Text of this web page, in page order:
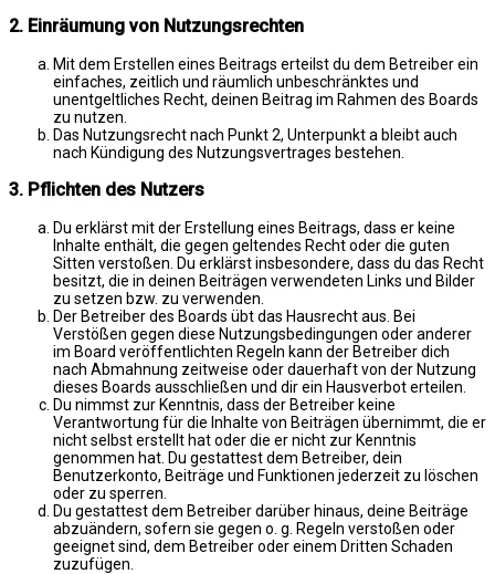
2. Einräumung von Nutzungsrechten
Mit dem Erstellen eines Beitrags erteilst du dem Betreiber ein
einfaches, zeitlich und räumlich unbeschränktes und
unentgeltliches Recht, deinen Beitrag im Rahmen des Boards
zu nutzen.
Das Nutzungsrecht nach Punkt 2, Unterpunkt a bleibt auch
nach Kündigung des Nutzungsvertrages bestehen.
3. Pflichten des Nutzers
Du erklärst mit der Erstellung eines Beitrags, dass er keine
Inhalte enthält, die gegen geltendes Recht oder die guten
Sitten verstoßen. Du erklärst insbesondere, dass du das Recht
besitzt, die in deinen Beiträgen verwendeten Links und Bilder
zu setzen bzw. zu verwenden.
Der Betreiber des Boards übt das Hausrecht aus. Bei
Verstößen gegen diese Nutzungsbedingungen oder anderer
im Board veröffentlichten Regeln kann der Betreiber dich
nach Abmahnung zeitweise oder dauerhaft von der Nutzung
dieses Boards ausschließen und dir ein Hausverbot erteilen.
Du nimmst zur Kenntnis, dass der Betreiber keine
Verantwortung für die Inhalte von Beiträgen übernimmt, die er
nicht selbst erstellt hat oder die er nicht zur Kenntnis
genommen hat. Du gestattest dem Betreiber, dein
Benutzerkonto, Beiträge und Funktionen jederzeit zu löschen
oder zu sperren.
Du gestattest dem Betreiber darüber hinaus, deine Beiträge
abzuändern, sofern sie gegen o. g. Regeln verstoßen oder
geeignet sind, dem Betreiber oder einem Dritten Schaden
zuzufügen.